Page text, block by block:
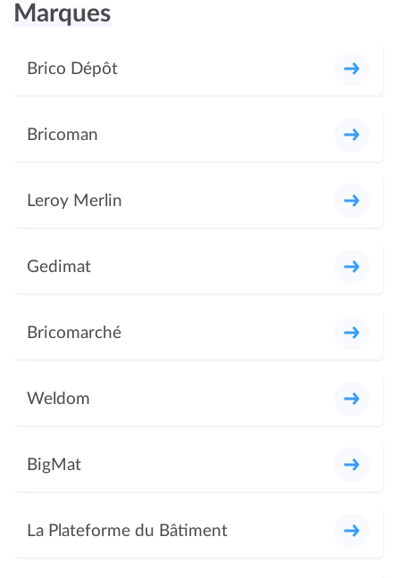
Marques
Brico Dépôt
Bricoman
Leroy Merlin
Gedimat
Bricomarché
Weldom
BigMat
La Plateforme du Bâtiment